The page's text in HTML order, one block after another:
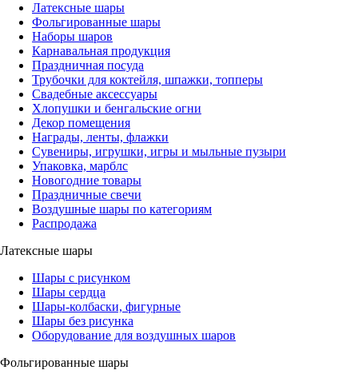
Латексные шары
Фольгированные шары
Наборы шаров
Карнавальная продукция
Праздничная посуда
Трубочки для коктейля, шпажки, топперы
Свадебные аксессуары
Хлопушки и бенгальские огни
Декор помещения
Награды, ленты, флажки
Сувениры, игрушки, игры и мыльные пузыри
Упаковка, марблс
Новогодние товары
Праздничные свечи
Воздушные шары по категориям
Распродажа
Латексные шары
Шары с рисунком
Шары сердца
Шары-колбаски, фигурные
Шары без рисунка
Оборудование для воздушных шаров
Фольгированные шары